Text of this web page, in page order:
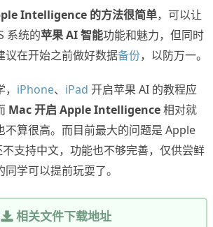
Intelligence 的方法很简单，可以让
系统的苹果 AI 智能功能和魅力，但同时
议在开始之前做好数据备份，以防万一。
iPhone、 iPad 开启苹果 AI 的教程应
Mac 开启 Apple Intelligence相对就
不算很高。而目前最大的问题是 Apple
支持中文，功能也不够完善，仅供尝鲜
同学可以提前玩耍了。
相关文件下载地址